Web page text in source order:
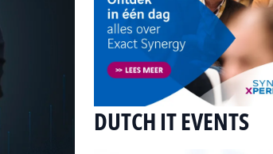
DUTCH IT EVENTS